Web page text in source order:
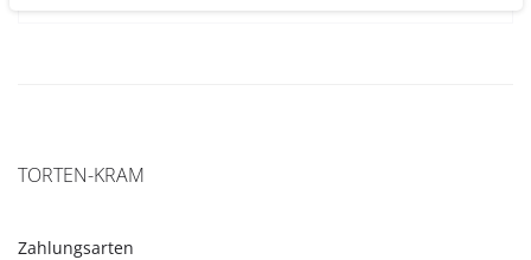
TORTEN-KRAM
Zahlungsarten